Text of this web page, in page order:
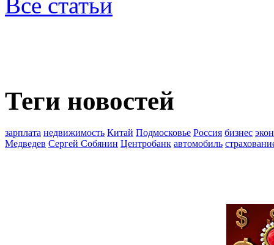
Теги новостей
зарплата недвижимость Китай Подмосковье Россия бизнес
Медведев Сергей Собянин Центробанк автомобиль